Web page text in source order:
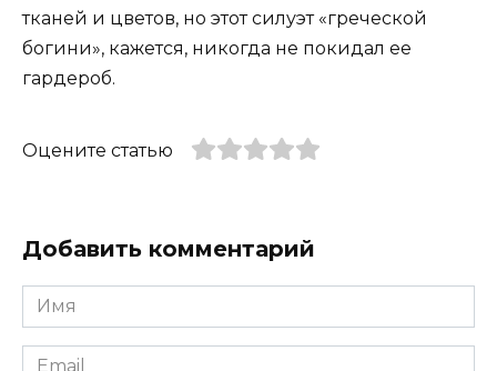
тканей и цветов, но этот силуэт «греческой
богини», кажется, никогда не покидал ее
гардероб.
Оцените статью
Добавить комментарий
Имя
*
Email